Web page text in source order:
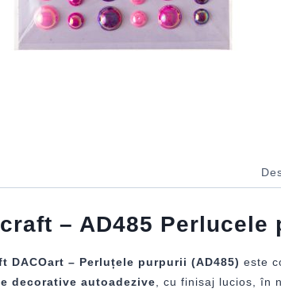
– AD485 Perlucele
DACOart – Perluțele purpurii (AD485) este
decorative autoadezive , cu finisaj lucios, în